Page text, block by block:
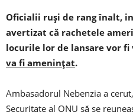
Oficialii ruși de rang înalt,
avertizat că rachetele
locurile lor de lansare vor fi
va fi amenințat.
Ambasadorul Nebenzia a
Securitate al ONU să se